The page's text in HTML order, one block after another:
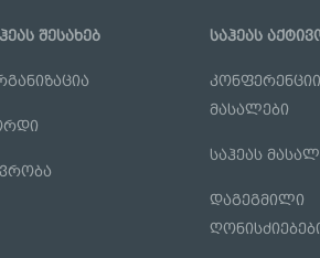
შესახებ საჰეას
მასალები
საჰეას
დაგეგმილი